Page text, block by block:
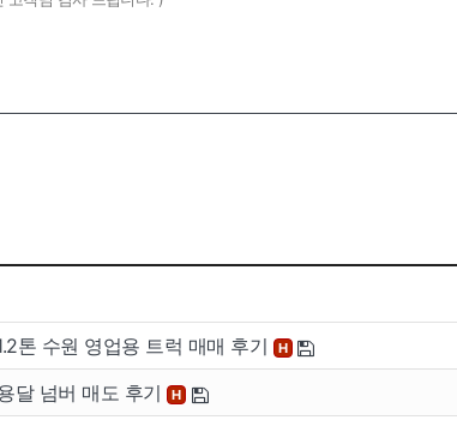
톤 수원 영업용 트럭 매매 후기 H
달 넘버 매도 후기 H